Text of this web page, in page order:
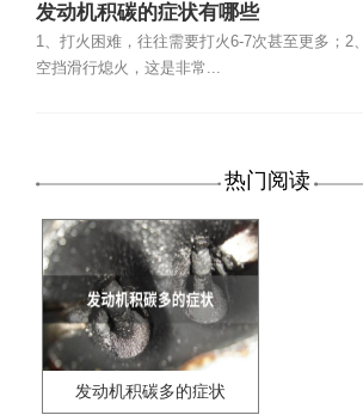
发动机积碳的症状有哪些
1、打火困难，往往需要打火6-7次甚至更多；2、
空挡滑行熄火，这是非常...
热门阅读
发动机积碳多的症状